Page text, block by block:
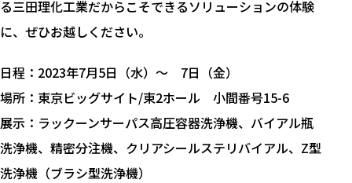
る三田理化工業だからこそできるソリューションの体験
に、ぜひお越しください。
日程：2023年7月5日（水）～ 7日（金）
場所：東京ビッグサイト/東2ホール 小間番号15-6
展示：ラックーンサーパス高圧容器洗浄機、バイアル瓶
洗浄機、精密分注機、クリアシールステリバイアル、Z型
洗浄機（ブラシ型洗浄機）